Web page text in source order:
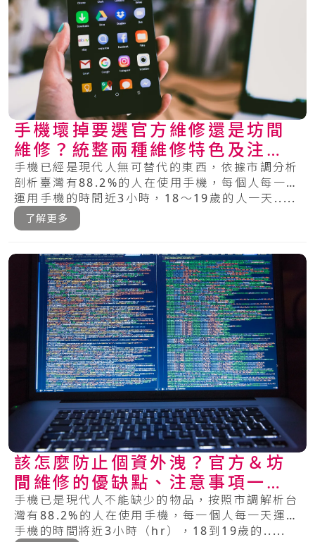
手機壞掉要選官方維修還是坊間
維修？統整兩種維修特色及注意
事項
手機已經是現代人無可替代的東西，依據市調分析
剖析臺灣有88.2%的人在使用手機，每個人每一天
運用手機的時間近3小時，18～19歲的人一天.....
了解更多
該怎麼防止個資外洩？官方＆坊
間維修的優缺點、注意事項一次
看懂！
手機已是現代人不能缺少的物品，按照市調解析台
灣有88.2%的人在使用手機，每一個人每一天運用
手機的時間將近3小時（hr），18到19歲的.....